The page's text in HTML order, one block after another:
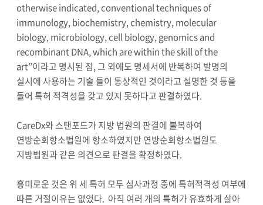
otherwise indicated, conventional techniques of
immunology, biochemistry, chemistry, molecular
biology, microbiology, cell biology, genomics and
recombinant DNA, which are within the skill of the
art”이라고 명시된 점, 그 외에도 명세서에 반복하여 발명의
실시에 사용하는 기술 들이 통상적인 것이라고 설명한 것 등을
들어 특허 적격성을 갖고 있지 못하다고 판결하였다.
CareDx와 스탠포드가 지방 법원의 판결에 불복하여
연방순회항소법원에 항소하였지만 연방순회항소법원도
지방법원과 같은 의견으로 판결을 확정하였다.
흥미로운 것은 위 세 특허 모두 심사과정 중에 특허적격성 여부에
따른 거절이유는 없었다. 아직 여러 개의 특허가 유효하게 살아